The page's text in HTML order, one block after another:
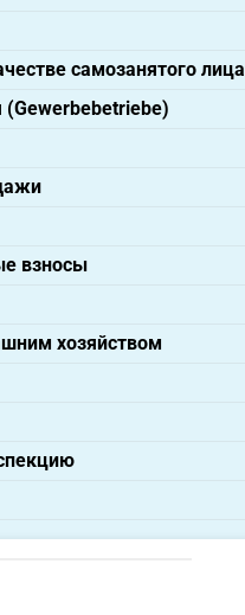
самозанятого лица
взносы
хозяйством